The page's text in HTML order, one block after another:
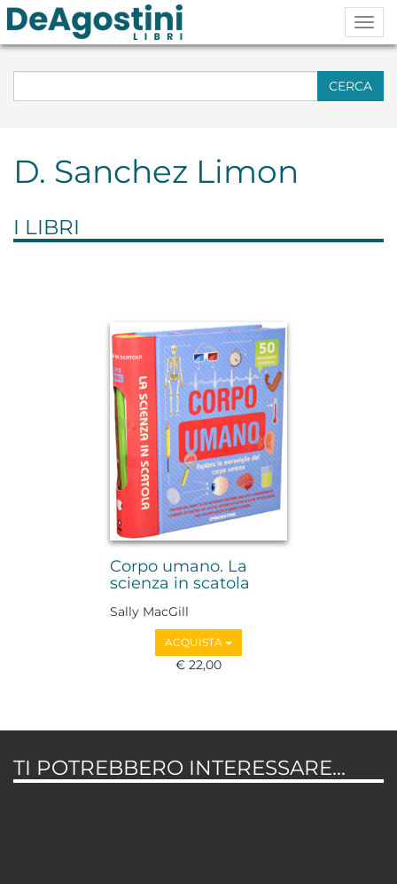
CERCA
D. Sanchez Limon
I LIBRI
Corpo umano. La
scienza in scatola
Sally MacGill
ACQUISTA
€ 22,00
TI POTREBBERO INTERESSARE...